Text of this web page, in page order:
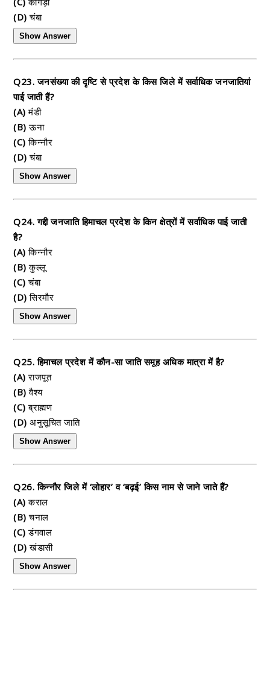
(D) चंबा
Show Answer
Q23. जनसंख्या की दृष्टि से प्रदेश के किस जिले में सर्वाधिक जनजातियां
पाई जाती हैं?
(A) मंडी
(B) ऊना
(C) किन्नौर
(D) चंबा
Show Answer
Q24. गद्दी जनजाति हिमाचल प्रदेश के किन क्षेत्रों में सर्वाधिक पाई जाती
है?
(A) किन्नौर
(B) कुल्लू
(C) चंबा
(D) सिरमौर
Show Answer
Q25. हिमाचल प्रदेश में कौन-सा जाति समूह अधिक मात्रा में है?
(A) राजपूत
(B) वैश्य
(C) ब्राह्मण
(D) अनुसूचित जाति
Show Answer
Q26. किन्नौर जिले में ‘लोहार’ व ‘बढ़ई’ किस नाम से जाने जाते हैं?
(A) कराल
(B) चनाल
(C) डंगवाल
(D) खंडासी
Show Answer